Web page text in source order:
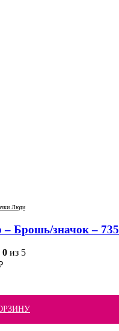
Люди
– Брошь/значок – 735
0 из 5